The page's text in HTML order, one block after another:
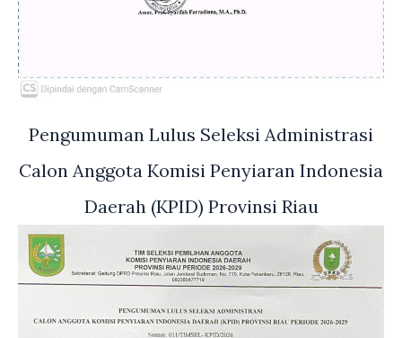
Pengumuman Lulus Seleksi Administrasi
Calon Anggota Komisi Penyiaran Indonesia
Daerah (KPID) Provinsi Riau